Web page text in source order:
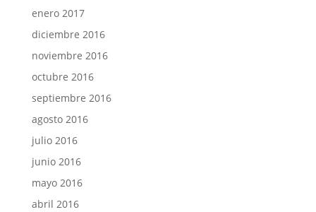
enero 2017
diciembre 2016
noviembre 2016
octubre 2016
septiembre 2016
agosto 2016
julio 2016
junio 2016
mayo 2016
abril 2016